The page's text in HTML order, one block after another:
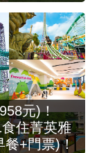
元)！
住菁英雅
餐+門票)！